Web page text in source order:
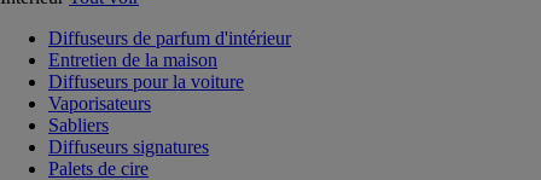
Diffuseurs de parfum d'intérieur
Entretien de la maison
Diffuseurs pour la voiture
Vaporisateurs
Sabliers
Diffuseurs signatures
Palets de cire